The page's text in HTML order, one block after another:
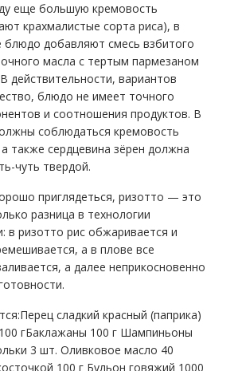
еще большую кремовость
крахмалистые сорта риса), в
блюдо добавляют смесь взбитого
масла с тертым пармезаном
действительности, вариантов
блюдо не имеет точного
и соотношения продуктов. В
соблюдаться кремовость
также сердцевина зёрен должна
чуть твердой.
приглядеться, ризотто — это
разница в технологии
в ризотто рис обжаривается и
а в плове все
а далее неприкосновенно
сладкий красный (паприка)
гБаклажаны 100 г Шампиньоны
3 шт. Оливковое масло 40
100 г Бульон говяжий 1000